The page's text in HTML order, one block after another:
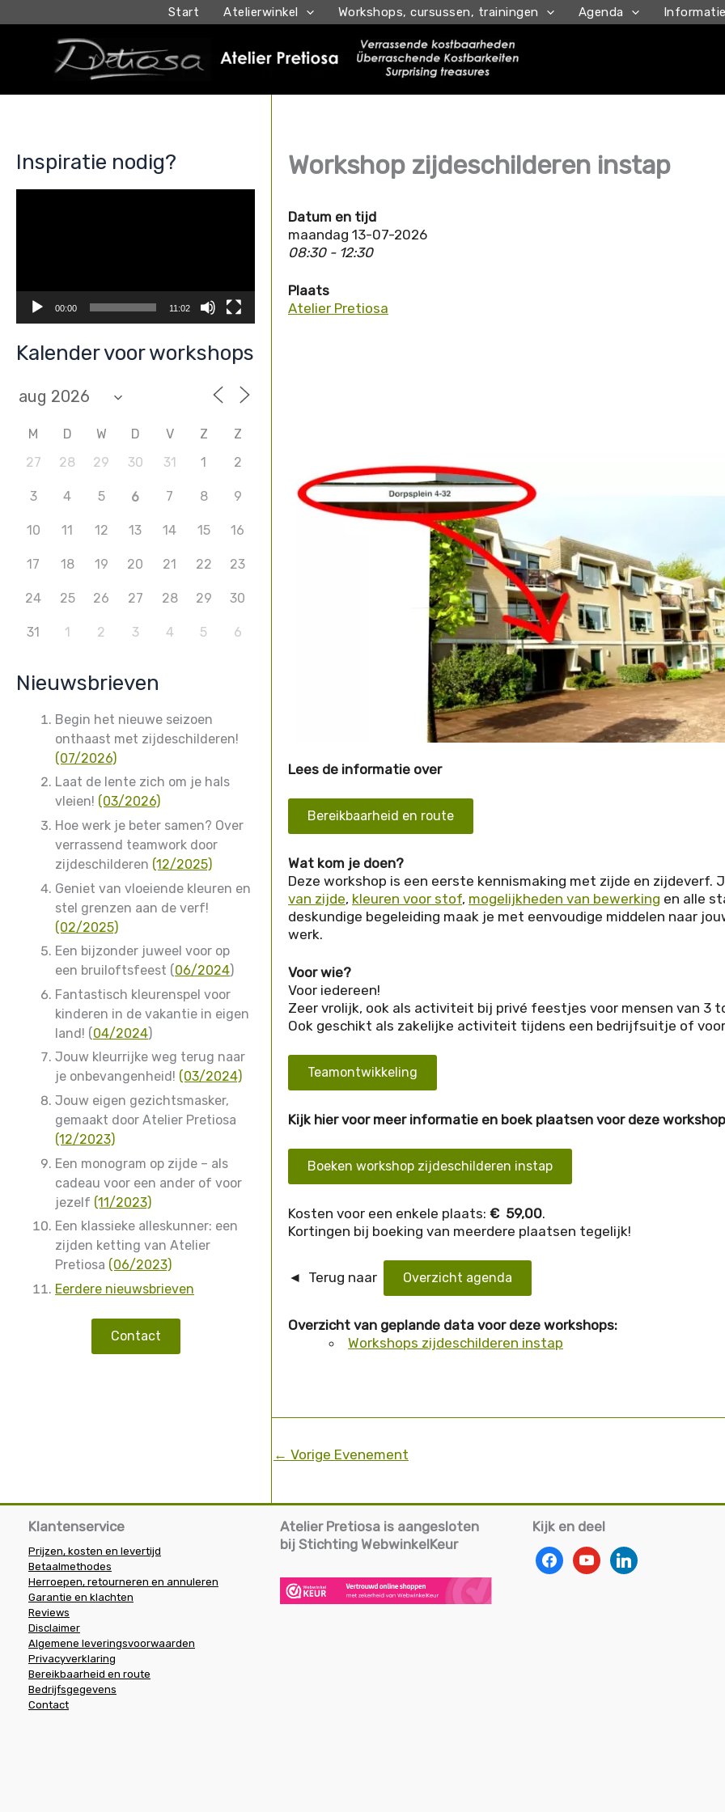
naar
Start Atelierwinkel Workshops, cursussen, trainingen Agenda
Inspiratie nodig?
r
00:00 11:02
Kalender voor workshops
M D W D V Z
Z
27
28 29 30 31 1 2
3 4 5 6 7 8 9
10 11 12 13 14 15 16
17 18 19 20 21 22 23
24 25 26 27 28 29 30
31 1 2 3 4 5 6
Nieuwsbrieven
Begin het nieuwe seizoen
onthaast met zijdeschilderen!
(07/2026)
Laat de lente zich om je hals
vleien! (03/2026)
Hoe werk je beter samen? Over
verrassend teamwork door
zijdeschilderen (12/2025)
Geniet van vloeiende kleuren en
stel grenzen aan de verf!
(02/2025)
Een bijzonder juweel voor op
een bruiloftsfeest ( 06/2024)
Fantastisch kleurenspel voor
kinderen in de vakantie in eigen
land! (04/2024)
Jouw kleurrijke weg terug naar
je onbevangenheid! (03/2024)
Jouw eigen gezichtsmasker,
gemaakt door Atelier Pretiosa
(12/2023)
Een monogram op zijde – als
cadeau voor een ander of voor
jezelf (11/2023)
Een klassieke alleskunner: een
zijden ketting van Atelier
Pretiosa (06/2023)
Eerdere nieuwsbrieven
Contact
Workshop zijdeschilderen instap
Datum en tijd
maandag 13-07-2026
08:30 - 12:30
Plaats
Atelier Pretiosa
Lees de informatie over
Bereikbaarheid en route
Wat kom je doen?
Deze workshop is een eerste kennismaking met zijde en zijdeverf.
van zijde, kleuren voor stof, mogelijkheden van bewerking en alle
deskundige begeleiding maak je met eenvoudige middelen naar
werk.
Voor wie?
Voor iedereen!
Zeer vrolijk, ook als activiteit bij privé feestjes voor mensen van 3
Ook geschikt als zakelijke activiteit tijdens een bedrijfsuitje of voor
Teamontwikkeling
Kijk hier voor meer informatie en boek plaatsen voor deze
Boeken workshop zijdeschilderen instap
Kosten voor een enkele plaats: € 59,00.
Kortingen bij boeking van meerdere plaatsen tegelijk!
◄ Terug naar Overzicht agenda
Overzicht van geplande data voor deze workshops:
Workshops zijdeschilderen instap
← Vorige Evenement
Klantenservice
Prijzen, kosten en levertijd
Betaalmethodes
Herroepen, retourneren en annuleren
Garantie en klachten
Reviews
Disclaimer
Algemene leveringsvoorwaarden
Privacyverklaring
Bereikbaarheid en route
Bedrijfsgegevens
Contact
Atelier Pretiosa is aangesloten
bij Stichting WebwinkelKeur
Kijk en deel
facebookyoutubelinkedin